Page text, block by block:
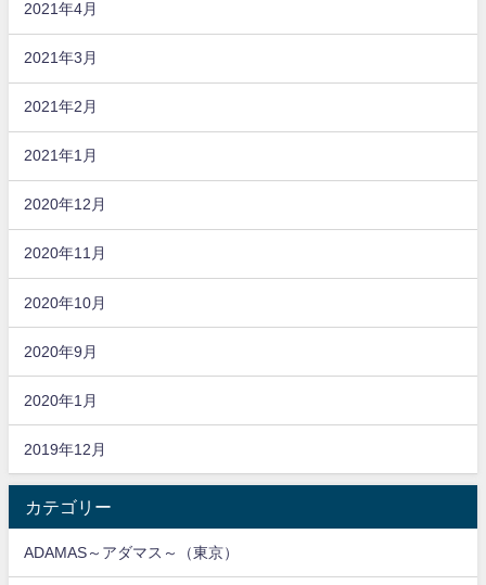
2021年4月
2021年3月
2021年2月
2021年1月
2020年12月
2020年11月
2020年10月
2020年9月
2020年1月
2019年12月
カテゴリー
ADAMAS～アダマス～（東京）